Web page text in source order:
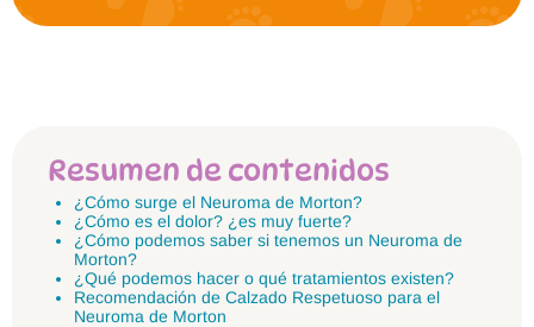
Resumen de contenidos
¿Cómo surge el Neuroma de Morton?
¿Cómo es el dolor? ¿es muy fuerte?
¿Cómo podemos saber si tenemos un Neuroma de
Morton?
¿Qué podemos hacer o qué tratamientos existen?
Recomendación de Calzado Respetuoso para el
Neuroma de Morton